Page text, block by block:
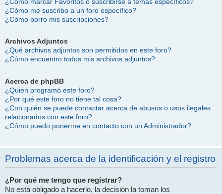
¿Cómo me suscribo a un foro específico?
¿Cómo borro mis suscripciones?
Archivos Adjuntos
¿Qué archivos adjuntos son permitidos en este foro?
¿Cómo encuentro todos mis archivos adjuntos?
Acerca de phpBB
¿Quién programó este foro?
¿Por qué este foro no tiene tal cosa?
¿Con quién se puede contactar acerca de abusos o usos ilegales
relacionados con este foro?
¿Cómo puedo ponerme en contacto con un Administrador?
Problemas acerca de la identificación y el registro
¿Por qué me tengo que registrar?
No está obligado a hacerlo, la decisión la toman los